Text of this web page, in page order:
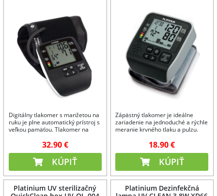
Digitálny tlakomer s manžetou na
ruku je plne automatický prístroj s
veľkou pamäťou. Tlakomer na
jednoducho a rýchlo. Tlakomer na
paži - a máte svoje zdravie pod
kontrolou.
32.90 €
KÚPIŤ
Zápästný tlakomer je ideálne
zariadenie na jednoduché a rýchle
meranie krvného tlaku a pulzu.
automatický s veľkou pamäťou.
Zápästný tlakomer je určený na
domáce meranie.
18.90 €
KÚPIŤ
Platinium UV sterilizačný
Platinium Dezinfekčná